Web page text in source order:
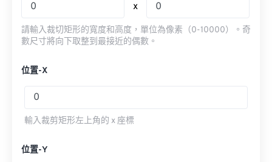
x
請輸入裁切矩形的寬度和高度，單位為像素（0-10000）。奇
數尺寸將向下取整到最接近的偶數。
位置-X
輸入裁剪矩形左上角的 x 座標
位置-Y